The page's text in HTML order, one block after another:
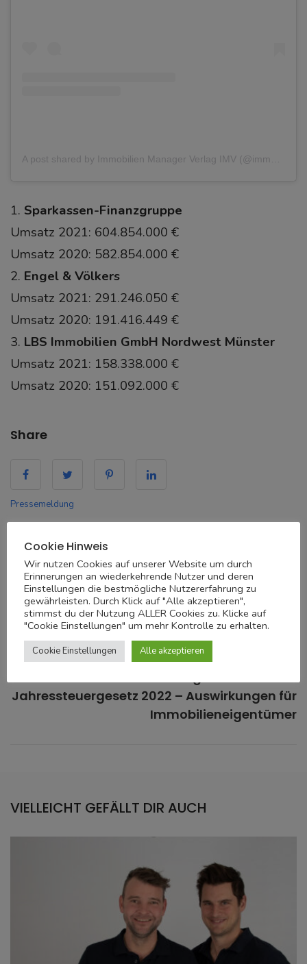
1. Sparkassen-Finanzgruppe
Umsatz 2021: 604.854.000 €
Umsatz 2020: 582.854.000 €
2. Engel & Völkers
Umsatz 2021: 291.246.050 €
Umsatz 2020: 191.416.449 €
3. LBS Immobilien GmbH Nordwest Münster
Umsatz 2021: 158.338.000 €
Umsatz 2020: 151.092.000 €
Share
Pressemeldung
DAVOR
KanAm Grund Real Estate Asset
Management verstärkt Geschäftsführung
Jahressteuergesetz 2022 – Auswirkungen für
Immobilieneigentümer
VIELLEICHT GEFÄLLT DIR AUCH
Cookie Hinweis
Wir nutzen Cookies auf unserer Website um durch
Erinnerungen an wiederkehrende Nutzer und deren
Einstellungen die bestmögliche Nutzererfahrung zu
gewährleisten. Durch Klick auf "Alle akzeptieren",
stimmst du der Nutzung ALLER Cookies zu. Klicke auf
"Cookie Einstellungen" um mehr Kontrolle zu erhalten.
Cookie Einstellungen Alle akzeptieren